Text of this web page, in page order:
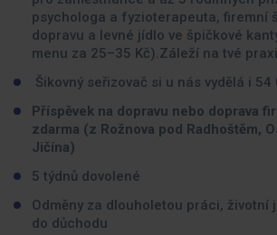
psychologa a fyzioterapeuta, firemní
dopravu a levné jídlo ve špičkové
menu za 25–35 Kč).Záleží na tvé
Šikovný seřizovač si u nás vydělá i 54
Příspěvek na dopravu nebo doprava
zdarma (z Rožnova pod Radhoštěm,
Jičína)
5 týdnů dovolené
Odměny za dlouholetou práci, životní
do důchodu